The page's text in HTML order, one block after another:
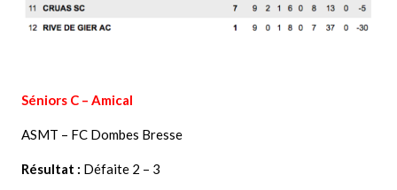
Séniors C – Amical
ASMT – FC Dombes Bresse
Résultat : Défaite 2 – 3